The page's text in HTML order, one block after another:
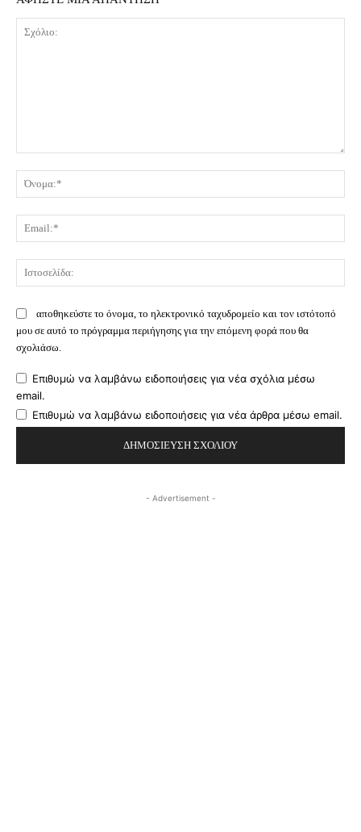
αποθηκεύστε το όνομα, το ηλεκτρονικό ταχυδρομείο και τον ιστότοπό
μου σε αυτό το πρόγραμμα περιήγησης για την επόμενη φορά που θα
σχολιάσω.
Επιθυμώ να λαμβάνω ειδοποιήσεις για νέα σχόλια μέσω
email.
Επιθυμώ να λαμβάνω ειδοποιήσεις για νέα άρθρα μέσω email.
- Advertisement -